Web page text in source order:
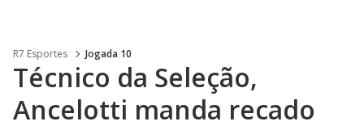
R7 Esportes Jogada 10
Técnico da Seleção,
Ancelotti manda recado